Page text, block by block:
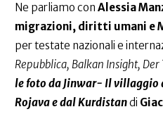
Ne parliamo con Alessia
migrazioni, diritti umani e
per testate nazionali e
Repubblica, Balkan Insight, Der
le foto da Jinwar- Il villaggio
Rojava e dal Kurdistandi